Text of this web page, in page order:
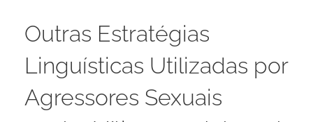
Outras Estratégias
Linguísticas Utilizadas por
Agressores Sexuais